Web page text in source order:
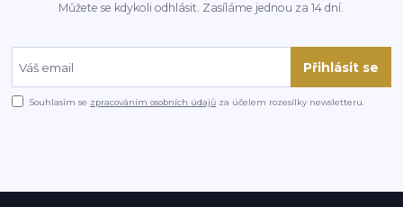
Můžete se kdykoli odhlásit. Zasíláme jednou za 14 dní.
Přihlásit se
Souhlasím se zpracováním osobních údajů za účelem rozesílky newsletteru.